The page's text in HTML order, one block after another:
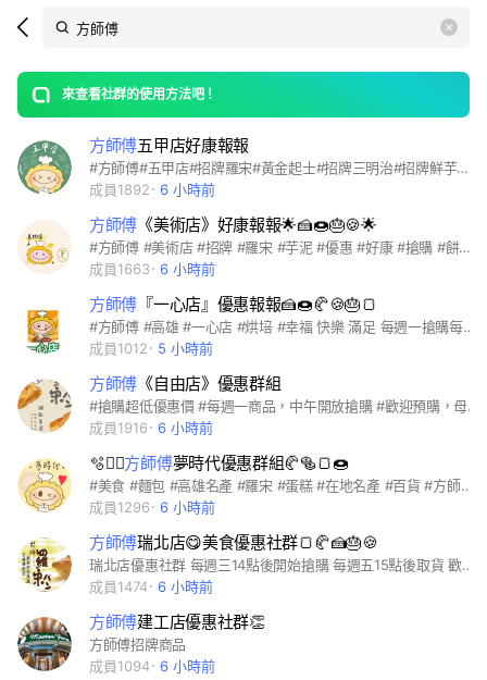
Search
OpenChats
messages
search
area
來查看社群的使用方法吧！
open
方師傅五甲店好康報報
#方師傅#五甲店#招牌羅宋#黃金起士#招牌三明治#招牌鮮芋蛋糕#手工餅乾#優惠好康#搶購活動#伴手禮#餐盒#幸福快樂滿足#9631118
成員1892
6 小時前
方師傅 《美術店》好康報報🌟🍰🍩🎂🍪🌟
#方師傅 #美術店 #招牌 #羅宋 #芋泥 #優惠 #好康 #搶購 #餅乾 #伴手禮 #幸福快樂滿足 #0️⃣7️⃣9️⃣6️⃣3️⃣5️⃣2️⃣5️⃣8️⃣
成員1663
6 小時前
方師傅 『一心店』優惠報報🍰🍩🥐🍪🎂🍞
#方師傅 #高雄 #一心店 #烘培 #幸福 快樂 滿足 每週一搶購每週三取貨； 每週四搶購每週六取貨 #搶購優惠商品盡在 一心店 洽詢☎︎⓪⑦╶⑤③⑦②⑦③⓪
成員1012
5 小時前
方師傅 《自由店》優惠群組
#搶購超低優惠價 #每週一商品，中午開放搶購 #歡迎預購，母親節蛋糕 #早鳥優惠 #即日起至4/30前 #預購6吋蛋糕送50元抵用劵，現場結清者 (5/1開始使用，限自製品) #預購8吋蛋糕送100元抵用劵，現場結清者 (5/1開始使用，限自製品) #買母親節蛋糕送保冷袋 #即日起至5/6號預購享9折，會員享8折 #最快取貨日4/29 #群組的客人在自由店訂購時請告知，"是群組的"當日取蛋糕即可贈送一枚小贈品
成員1916
6 小時前
🫧❤️‍🔥方師傅夢時代優惠群組🥐🥯🍞🍩
#美食 #麵包 #高雄名產 #羅宋 #蛋糕 #在地名產 #百貨 #方師傅 #夢時代 #招牌 #優惠 #伴手禮 💥每週二搶購💥 💥每週五下午15:00後取貨💥
成員1296
6 小時前
方師傅瑞北店😋美食優惠社群🍞🥐🍰🎂🍪
瑞北店優惠社群 每週三14點後開始搶購 每週五15點後取貨 歡迎加入方師傅瑞北優惠群組， 若不想被通知打擾， 又不想漏接限時好康資訊， 可點擊右上角 點選【關閉提醒】 我們會將第一手的優惠訊息放在這裡提供給您參考，也歡迎樓上揪樓下一起幫我們把群組及優惠活動一起分享給朋友喔！ (#)此群組為發送優惠活動使用，如需訂購或商品諮詢請直接撥打門市電話，謝謝！ (#)懇請各位配合勿發文其它「非」相關商品資訊問題，以及亂貼文章於記事本內🙏 (#)也懇請各位配合， 此群組訊息時間為早上10點至晚上22:00，非時間內請勿發送訊息 避免影響大家作息而造成大家的困擾！ 謝謝大家配合！感恩您🙏
成員1474
6 小時前
方師傅建工店優惠社群👏
方師傅招牌商品
成員1094
6 小時前